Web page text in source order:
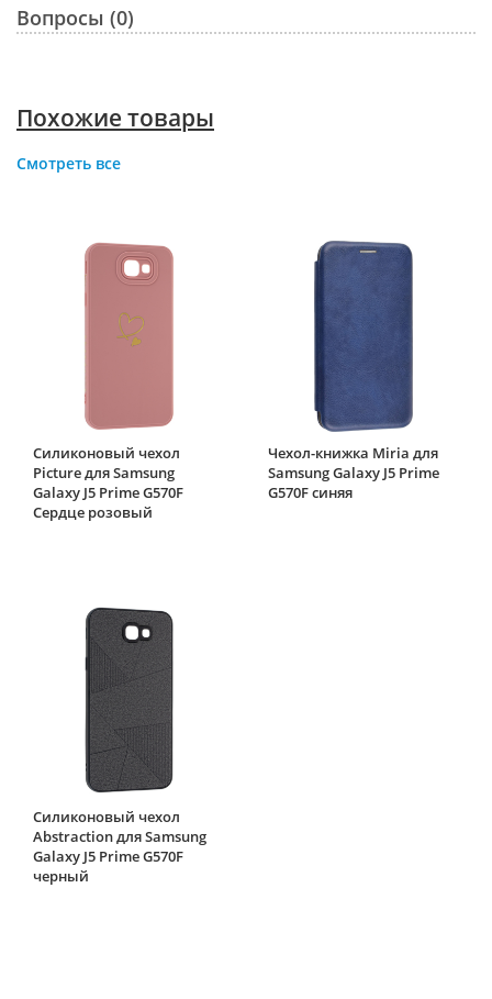
Вопросы (0)
Похожие товары
Смотреть все
Силиконовый чехол
Picture для Samsung
Galaxy J5 Prime G570F
Сердце розовый
Чехол-книжка Miria для
Samsung Galaxy J5 Prime
G570F синяя
Силиконовый чехол
Abstraction для Samsung
Galaxy J5 Prime G570F
черный